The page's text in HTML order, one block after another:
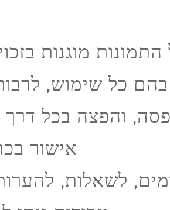
התמונות מוגנות
והפצה בכל